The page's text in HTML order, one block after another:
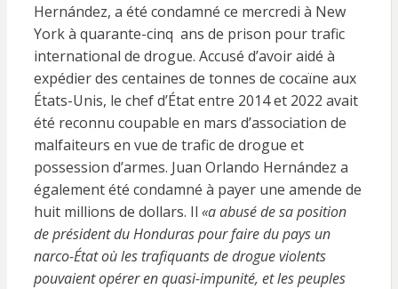
Hernández, a été condamné ce mercredi à New
York à quarante-cinq ans de prison pour trafic
international de drogue. Accusé d’avoir aidé à
expédier des centaines de tonnes de cocaïne aux
États-Unis, le chef d’État entre 2014 et 2022 avait
été reconnu coupable en mars d’association de
malfaiteurs en vue de trafic de drogue et
possession d’armes. Juan Orlando Hernández a
également été condamné à payer une amende de
huit millions de dollars. Il «a abusé de sa position
de président du Honduras pour faire du pays un
narco-État où les trafiquants de drogue violents
pouvaient opérer en quasi-impunité, et les peuples